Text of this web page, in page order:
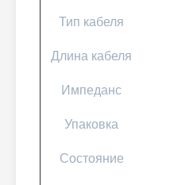
Тип кабеля
Длина кабеля
Импеданс
Упаковка
Состояние